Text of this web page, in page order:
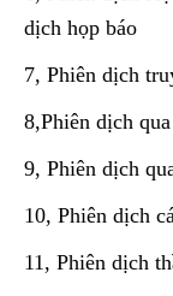
dịch họp báo
7, Phiên dịch
8,Phiên dịch
9, Phiên dịch
10, Phiên dịch
11, Phiên dịch